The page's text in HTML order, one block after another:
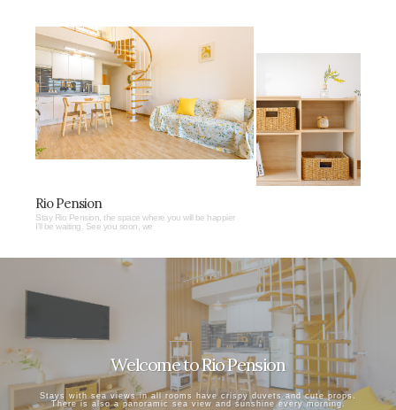
Rio Pension
Stay Rio Pension, the space where you will be happier
I'll be waiting. See you soon, we
Welcome to Rio Pension
Stays with sea views in all rooms have crispy duvets and cute props.
There is also a panoramic sea view and sunshine every morning.